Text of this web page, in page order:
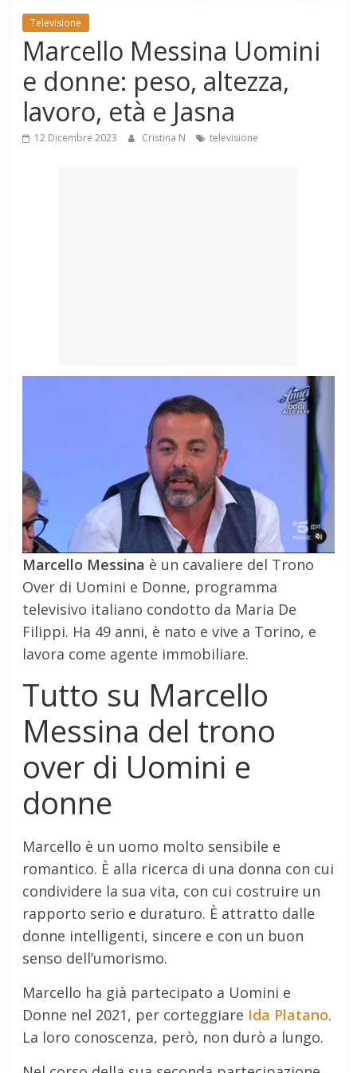
Televisione
Marcello Messina Uomini
e donne: peso, altezza,
lavoro, età e Jasna
12 Dicembre 2023 Cristina N televisione
Marcello Messina è un cavaliere del Trono
Over di Uomini e Donne, programma
televisivo italiano condotto da Maria De
Filippi. Ha 49 anni, è nato e vive a Torino, e
lavora come agente immobiliare.
Tutto su Marcello
Messina del trono
over di Uomini e
donne
Marcello è un uomo molto sensibile e
romantico. È alla ricerca di una donna con cui
condividere la sua vita, con cui costruire un
rapporto serio e duraturo. È attratto dalle
donne intelligenti, sincere e con un buon
senso dell’umorismo.
Marcello ha già partecipato a Uomini e
Donne nel 2021, per corteggiare Ida Platano.
La loro conoscenza, però, non durò a lungo.